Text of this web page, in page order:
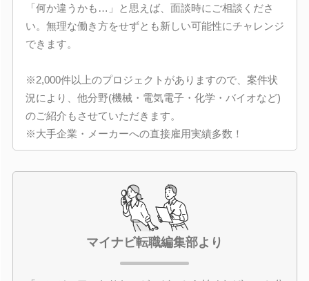
「何か違うかも…」と思えば、面談時にご相談くださ
い。無理な働き方をせずとも新しい可能性にチャレンジ
できます。
※2,000件以上のプロジェクトがありますので、案件状
況により、他分野(機械・電気電子・化学・バイオなど)
のご紹介もさせていただきます。
※大手企業・メーカーへの直接雇用実績多数！
マイナビ転職編集部より